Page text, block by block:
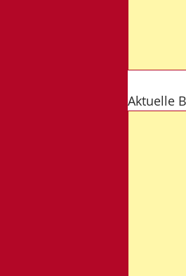
Aktuelle